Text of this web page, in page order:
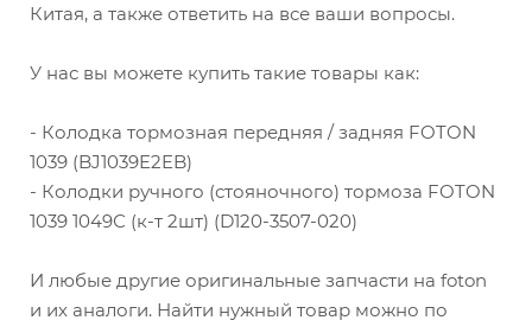
Китая, а также ответить на все ваши вопросы.
У нас вы можете купить такие товары как:
- Колодка тормозная передняя / задняя FOTON
1039 (BJ1039E2EB)
- Колодки ручного (стояночного) тормоза FOTON
1039 1049С (к-т 2шт) (D120-3507-020)
И любые другие оригинальные запчасти на foton
и их аналоги. Найти нужный товар можно по